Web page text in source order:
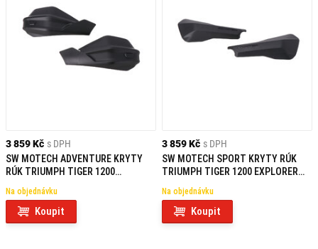
3 859 Kč s DPH
SW MOTECH ADVENTURE KRYTY
RÚK TRIUMPH TIGER 1200
Na objednávku
Koupit
3 859 Kč s DPH
SW MOTECH SPORT KRYTY RÚK
TRIUMPH TIGER 1200 EXPLORER
Na objednávku
Koupit